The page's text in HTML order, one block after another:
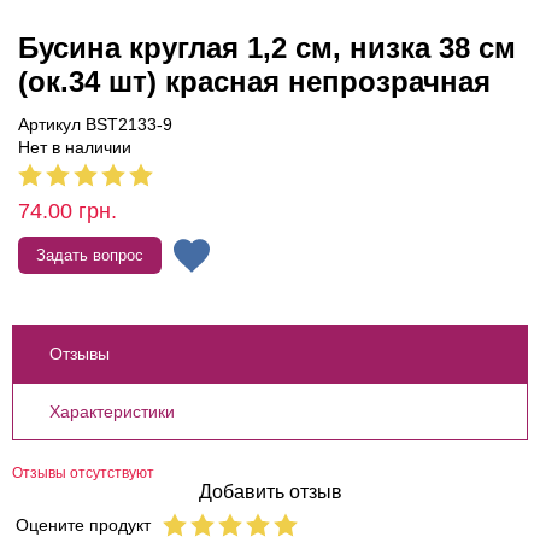
Бусина круглая 1,2 см, низка 38 см
(ок.34 шт) красная непрозрачная
Артикул BST2133-9
Нет в наличии
74.00 грн.
Задать вопрос
Отзывы
Характеристики
Отзывы отсутствуют
Добавить отзыв
Оцените продукт